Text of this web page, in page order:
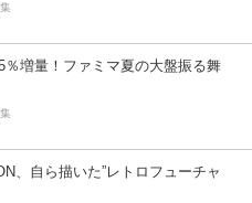
％増量！ファミマ夏の大盤振る舞
、自ら描いた”レトロフューチャ